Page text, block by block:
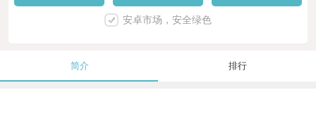
安卓市场，安全绿色
简介 排行